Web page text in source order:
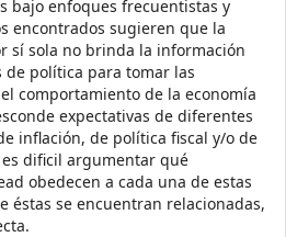
bajo enfoques frecuentistas y
encontrados sugieren que la
sí sola no brinda la información
de política para tomar las
comportamiento de la economía
expectativas de diferentes
inflación, de política fiscal y/o de
dificil argumentar qué
obedecen a cada una de estas
éstas se encuentran relacionadas,